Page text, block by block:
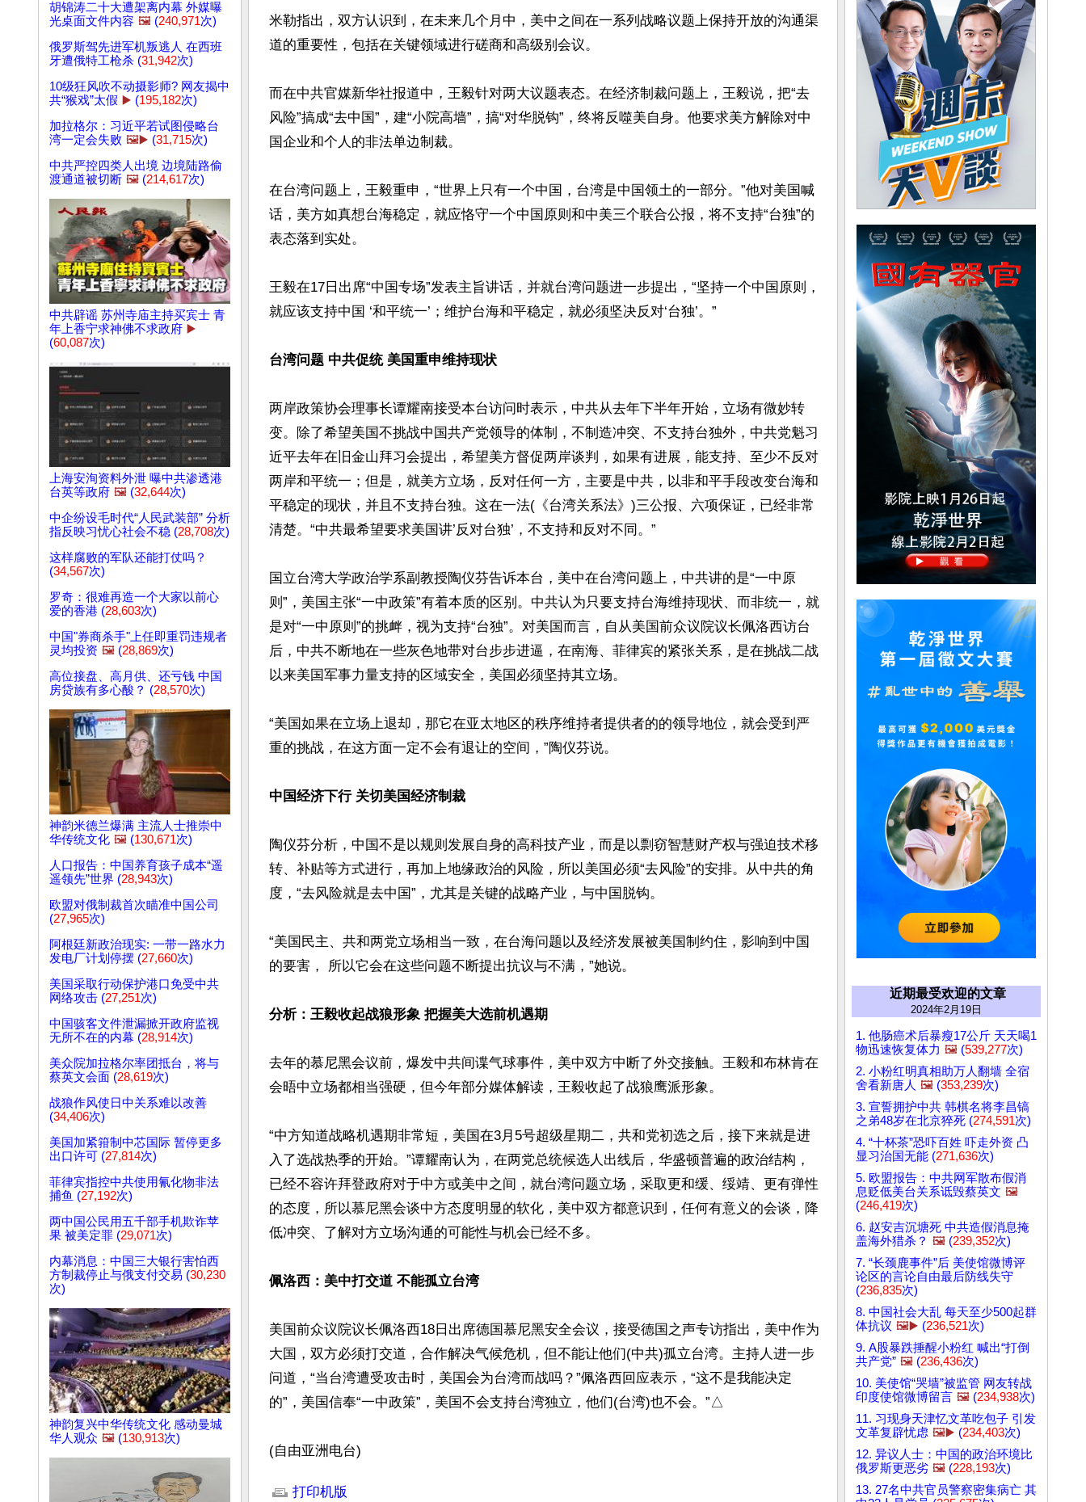
胡锦涛二十大遭架离内幕 外媒曝
光桌面文件内容 🖼️ (240,971次)
俄罗斯驾先进军机叛逃人 在西班
牙遭俄特工枪杀 (31,942次)
10级狂风吹不动摄影师? 网友揭中
共“猴戏”太假 ▶️ (195,182次)
加拉格尔：习近平若试图侵略台
湾一定会失败 🖼️▶️ (31,715次)
中共严控四类人出境 边境陆路偷
渡通道被切断 🖼️ (214,617次)
中共辟谣 苏州寺庙主持买宾士 青
年上香宁求神佛不求政府 ▶️
(60,087次)
上海安洵资料外泄 曝中共渗透港
台英等政府 🖼️ (32,644次)
中企纷设毛时代“人民武装部” 分析
指反映习忧心社会不稳 (28,708次)
这样腐败的军队还能打仗吗？
(34,567次)
罗奇：很难再造一个大家以前心
爱的香港 (28,603次)
中国"券商杀手"上任即重罚违规者
灵均投资 🖼️ (28,869次)
高位接盘、高月供、还亏钱 中国
房贷族有多心酸？ (28,570次)
神韵米德兰爆满 主流人士推崇中
华传统文化 🖼️ (130,671次)
人口报告：中国养育孩子成本“遥
遥领先”世界 (28,943次)
欧盟对俄制裁首次瞄准中国公司
(27,965次)
阿根廷新政治现实: 一带一路水力
发电厂计划停摆 (27,660次)
美国采取行动保护港口免受中共
网络攻击 (27,251次)
中国骇客文件泄漏掀开政府监视
无所不在的内幕 (28,914次)
美众院加拉格尔率团抵台，将与
蔡英文会面 (28,619次)
战狼作风使日中关系难以改善
(34,406次)
美国加紧箝制中芯国际 暂停更多
出口许可 (27,814次)
菲律宾指控中共使用氰化物非法
捕鱼 (27,192次)
两中国公民用五千部手机欺诈苹
果 被美定罪 (29,071次)
内幕消息：中国三大银行害怕西
方制裁停止与俄支付交易 (30,230
次)
神韵复兴中华传统文化 感动曼城
华人观众 🖼️ (130,913次)
米勒指出，双方认识到，在未来几个月中，美中之间在一系列战略议题上保持开放的沟通渠
道的重要性，包括在关键领域进行磋商和高级别会议。
而在中共官媒新华社报道中，王毅针对两大议题表态。在经济制裁问题上，王毅说，把“去
风险”搞成“去中国”，建“小院高墙”，搞“对华脱钩”，终将反噬美自身。他要求美方解除对中
国企业和个人的非法单边制裁。
在台湾问题上，王毅重申，“世界上只有一个中国，台湾是中国领土的一部分。”他对美国喊
话，美方如真想台海稳定，就应恪守一个中国原则和中美三个联合公报，将不支持“台独”的
表态落到实处。
王毅在17日出席“中国专场”发表主旨讲话，并就台湾问题进一步提出，“坚持一个中国原则，
就应该支持中国 ‘和平统一’；维护台海和平稳定，就必须坚决反对‘台独’。”
台湾问题 中共促统 美国重申维持现状
两岸政策协会理事长谭耀南接受本台访问时表示，中共从去年下半年开始，立场有微妙转
变。除了希望美国不挑战中国共产党领导的体制，不制造冲突、不支持台独外，中共党魁习
近平去年在旧金山拜习会提出，希望美方督促两岸谈判，如果有进展，能支持、至少不反对
两岸和平统一；但是，就美方立场，反对任何一方，主要是中共，以非和平手段改变台海和
平稳定的现状，并且不支持台独。这在一法(《台湾关系法》)三公报、六项保证，已经非常
清楚。“中共最希望要求美国讲’反对台独’，不支持和反对不同。”
国立台湾大学政治学系副教授陶仪芬告诉本台，美中在台湾问题上，中共讲的是“一中原
则”，美国主张“一中政策”有着本质的区别。中共认为只要支持台海维持现状、而非统一，就
是对“一中原则”的挑衅，视为支持“台独”。对美国而言，自从美国前众议院议长佩洛西访台
后，中共不断地在一些灰色地带对台步步进逼，在南海、菲律宾的紧张关系，是在挑战二战
以来美国军事力量支持的区域安全，美国必须坚持其立场。
“美国如果在立场上退却，那它在亚太地区的秩序维持者提供者的的领导地位，就会受到严
重的挑战，在这方面一定不会有退让的空间，”陶仪芬说。
中国经济下行 关切美国经济制裁
陶仪芬分析，中国不是以规则发展自身的高科技产业，而是以剽窃智慧财产权与强迫技术移
转、补贴等方式进行，再加上地缘政治的风险，所以美国必须“去风险”的安排。从中共的角
度，“去风险就是去中国”，尤其是关键的战略产业，与中国脱钩。
“美国民主、共和两党立场相当一致，在台海问题以及经济发展被美国制约住，影响到中国
的要害， 所以它会在这些问题不断提出抗议与不满，”她说。
分析：王毅收起战狼形象 把握美大选前机遇期
去年的慕尼黑会议前，爆发中共间谍气球事件，美中双方中断了外交接触。王毅和布林肯在
会晤中立场都相当强硬，但今年部分媒体解读，王毅收起了战狼鹰派形象。
“中方知道战略机遇期非常短，美国在3月5号超级星期二，共和党初选之后，接下来就是进
入了选战热季的开始。”谭耀南认为，在两党总统候选人出线后，华盛顿普遍的政治结构，
已经不容许拜登政府对于中方或美中之间，就台湾问题立场，采取更和缓、绥靖、更有弹性
的态度，所以慕尼黑会谈中方态度明显的软化，美中双方都意识到，任何有意义的会谈，降
低冲突、了解对方立场沟通的可能性与机会已经不多。
佩洛西：美中打交道 不能孤立台湾
美国前众议院议长佩洛西18日出席德国慕尼黑安全会议，接受德国之声专访指出，美中作为
大国，双方必须打交道，合作解决气候危机，但不能让他们(中共)孤立台湾。主持人进一步
问道，“当台湾遭受攻击时，美国会为台湾而战吗？”佩洛西回应表示，“这不是我能决定
的”，美国信奉“一中政策”，美国不会支持台湾独立，他们(台湾)也不会。”△
(自由亚洲电台)
打印机版
近期最受欢迎的文章
2024年2月19日
1. 他肠癌术后暴瘦17公斤 天天喝1
物迅速恢复体力 🖼️ (539,277次)
2. 小粉红明真相助万人翻墙 全宿
舍看新唐人 🖼️ (353,239次)
3. 宣誓拥护中共 韩棋名将李昌镐
之弟48岁在北京猝死 (274,591次)
4. “十杯茶”恐吓百姓 吓走外资 凸
显习治国无能 (271,636次)
5. 欧盟报告：中共网军散布假消
息贬低美台关系诋毁蔡英文 🖼️
(246,419次)
6. 赵安吉沉塘死 中共造假消息掩
盖海外猎杀？ 🖼️ (239,352次)
7. “长颈鹿事件”后 美使馆微博评
论区的言论自由最后防线失守
(236,835次)
8. 中国社会大乱 每天至少500起群
体抗议 🖼️▶️ (236,521次)
9. A股暴跌捶醒小粉红 喊出“打倒
共产党” 🖼️ (236,436次)
10. 美使馆“哭墙”被监管 网友转战
印度使馆微博留言 🖼️ (234,938次)
11. 习现身天津忆文革吃包子 引发
文革复辟忧虑 🖼️▶️ (234,403次)
12. 异议人士：中国的政治环境比
俄罗斯更恶劣 🖼️ (228,193次)
13. 27名中共官员警察密集病亡 其